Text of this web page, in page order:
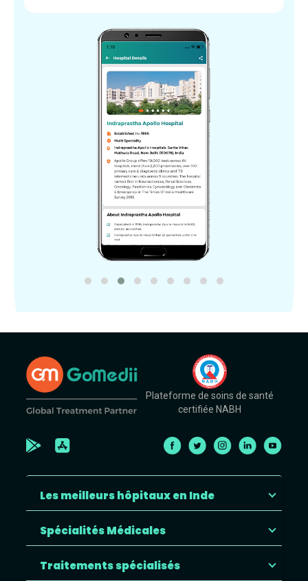
Plateforme de soins de santé
certifiée NABH
Les meilleurs hôpitaux en Inde
Spécialités Médicales
Traitements spécialisés